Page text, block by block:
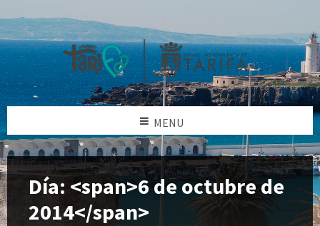
MENU
Día: <span>6 de octubre de
2014</span>